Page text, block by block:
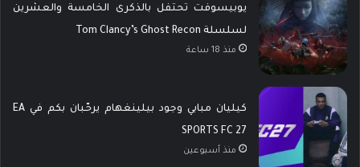
يوبيسوفت تحتفل بالذكرى الخامسة والعشرين
لسلسلة Tom Clancy’s Ghost Recon
منذ 18 ساعة
كيليان مبابي وجود بيلينغهام يرحّبان بكم في EA
SPORTS FC 27
منذ أسبوعين